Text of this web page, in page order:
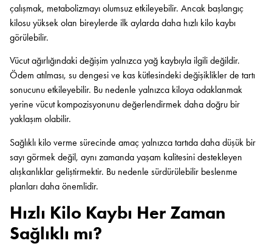
çalışmak, metabolizmayı olumsuz etkileyebilir. Ancak başlangıç
kilosu yüksek olan bireylerde ilk aylarda daha hızlı kilo kaybı
görülebilir.
Vücut ağırlığındaki değişim yalnızca yağ kaybıyla ilgili değildir.
Ödem atılması, su dengesi ve kas kütlesindeki değişiklikler de tartı
sonucunu etkileyebilir. Bu nedenle yalnızca kiloya odaklanmak
yerine vücut kompozisyonunu değerlendirmek daha doğru bir
yaklaşım olabilir.
Sağlıklı kilo verme sürecinde amaç yalnızca tartıda daha düşük bir
sayı görmek değil, aynı zamanda yaşam kalitesini destekleyen
alışkanlıklar geliştirmektir. Bu nedenle sürdürülebilir beslenme
planları daha önemlidir.
Hızlı Kilo Kaybı Her Zaman
Sağlıklı mı?